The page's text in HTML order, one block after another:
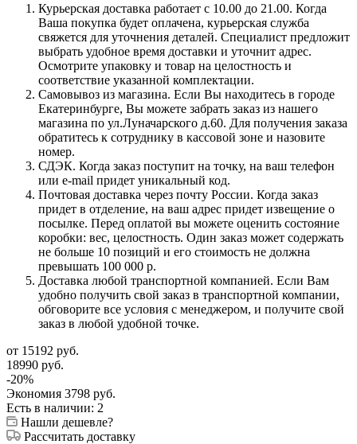
Курьерская доставка работает с 10.00 до 21.00. Когда
Ваша покупка будет оплачена, курьерская служба
свяжется для уточнения деталей. Специалист предложит
выбрать удобное время доставки и уточнит адрес.
Осмотрите упаковку и товар на целостность и
соответствие указанной комплектации.
Самовывоз из магазина. Если Вы находитесь в городе
Екатеринбурге, Вы можете забрать заказ из нашего
магазина по ул.Луначарского д.60. Для получения заказа
обратитесь к сотруднику в кассовой зоне и назовите
номер.
СДЭК. Когда заказ поступит на точку, на ваш телефон
или e-mail придет уникальный код.
Почтовая доставка через почту России. Когда заказ
придет в отделение, на ваш адрес придет извещение о
посылке. Перед оплатой вы можете оценить состояние
коробки: вес, целостность. Один заказ может содержать
не больше 10 позиций и его стоимость не должна
превышать 100 000 р.
Доставка любой транспортной компанией. Если Вам
удобно получить свой заказ в транспортной компании,
обговорите все условия с менеджером, и получите свой
заказ в любой удобной точке.
от 15192 руб.
18990 руб.
-20%
Экономия 3798 руб.
Есть в наличии: 2
Нашли дешевле?
Рассчитать доставку